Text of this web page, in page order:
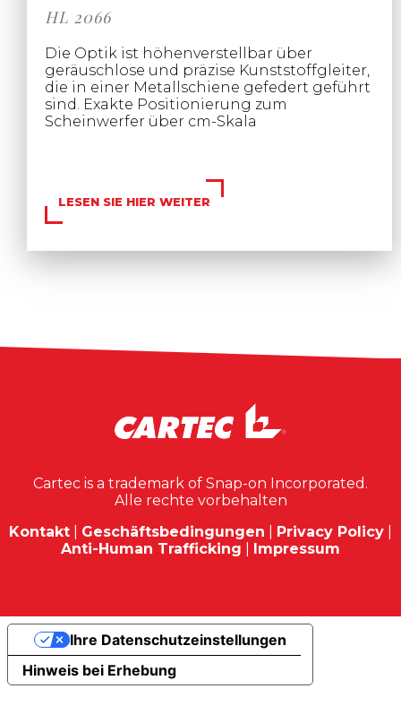
HL 2066
Die Optik ist höhenverstellbar über
geräuschlose und präzise Kunststoffgleiter,
die in einer Metallschiene gefedert geführt
sind. Exakte Positionierung zum
Scheinwerfer über cm-Skala
LESEN SIE HIER WEITER
Cartec is a trademark of Snap-on Incorporated.
Alle rechte vorbehalten
Kontakt
Geschäftsbedingungen Privacy Policy
Anti-Human Trafficking
Impressum
Hinweis bei Erhebung
Ihre Datenschutzeinstellungen